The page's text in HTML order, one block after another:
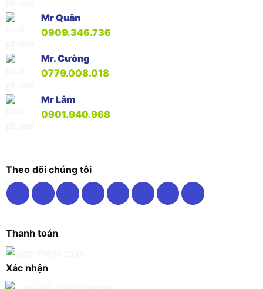
Mr Quân
0909.346.736
Mr. Cường
0779.008.018
Mr Lâm
0901.940.968
Theo dõi chúng tôi
Thanh toán
Xác nhận